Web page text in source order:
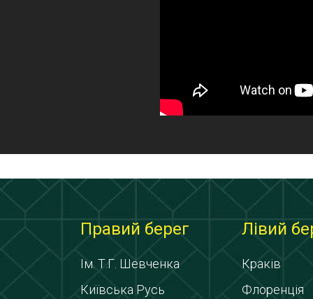
Правий берег
Ім. Т.Г. Шевченка
Київська Русь
Лівий
Краків
Флоренція